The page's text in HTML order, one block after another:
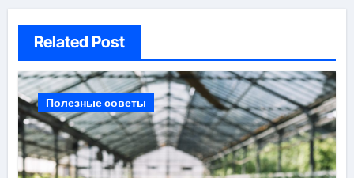
Related Post
Полезные советы